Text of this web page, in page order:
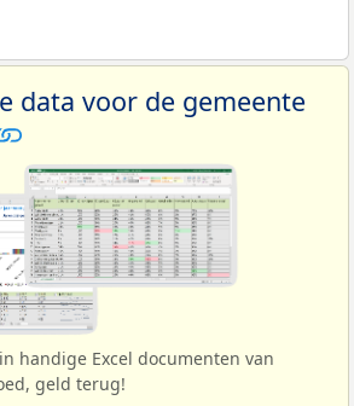
data voor de gemeente
handige Excel documenten van
geld terug!